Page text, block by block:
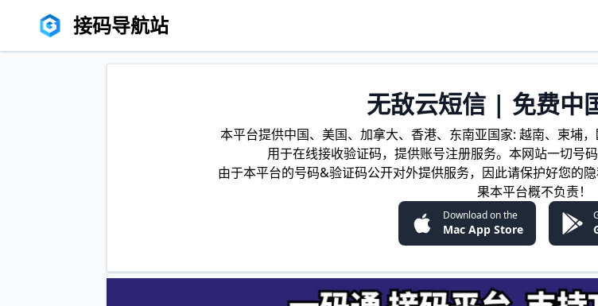
接码导航站
无敌云短信 | 免费中
本平台提供中国、美国、加拿大、香港、东南亚国家: 越南、柬埔
用于在线接收验证码，提供账号注册服务。本网站一切号
由于本平台的号码&验证码公开对外提供服务，因此请保护好您的
果本平台概不负责！
Download on the
Mac App Store